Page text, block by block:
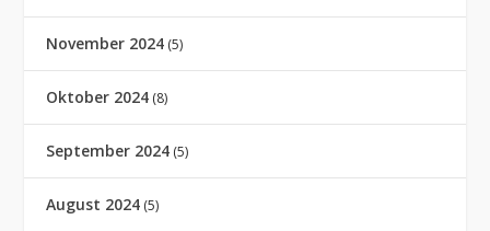
November 2024 (5)
Oktober 2024 (8)
September 2024 (5)
August 2024 (5)